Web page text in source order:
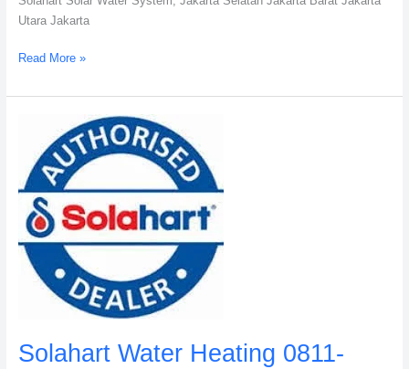
Utara Jakarta
Read More »
Solahart Water Heating 0811-
Heating
0811-
611-
457
Distributor
Resmi